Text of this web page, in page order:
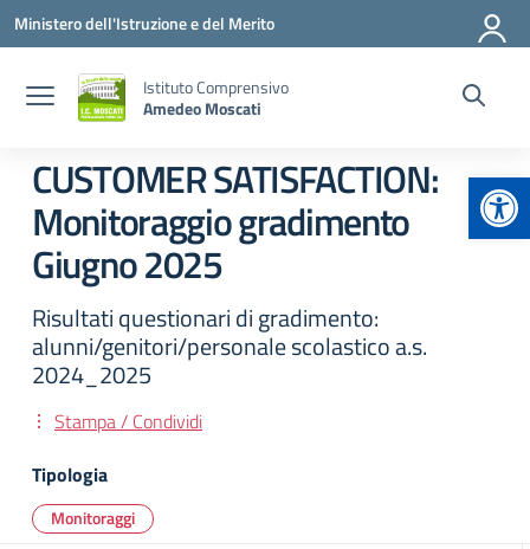
Vai ai contenuti
Vai al menu di navigazione
Vai al footer
Ministero dell'Istruzione e del Merito
Istituto Comprensivo
Amedeo Moscati
CUSTOMER SATISFACTION:
Monitoraggio gradimento
Giugno 2025
Risultati questionari di gradimento:
alunni/genitori/personale scolastico a.s.
2024_2025
Stampa / Condividi
Tipologia
Monitoraggi